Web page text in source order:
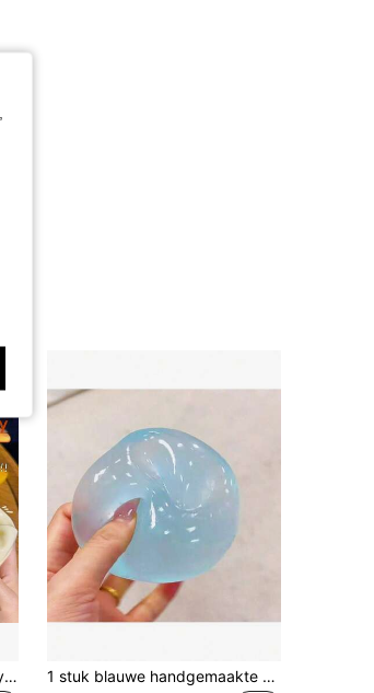
1 stuk reusachtig kaas squishy speelgoed, handgemaakte kokosolie knijpbal, kneedbaar met langzame terugvering, geschikt voor meisjes, stressverlichtend speelgoed voor tieners, cadeau, knijpspeelgoed - paascadeau - verjaardagscadeau - kerstcadeau - vakantiecadeau, esthetisch 1 stuk blauwe handgemaakte knijpbal van kokosolie, 6 cm rond, stressverlichtend knuffeltje, geschikt als vakantiecadeau, leuk cadeau, verjaardagscadeau, Valentijnsdag/Nieuwjaar/Moederdag/Afstudeerfeestje en schattig klein item